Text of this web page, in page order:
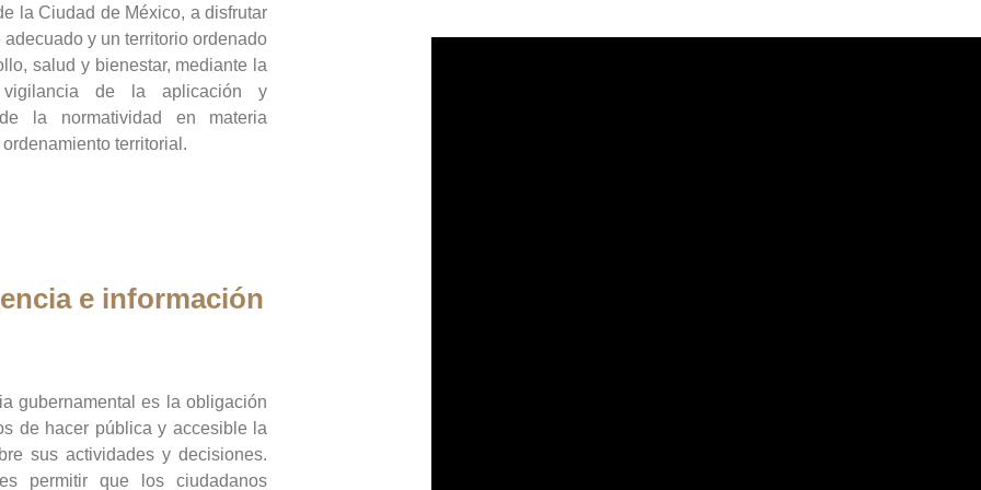
la Ciudad de México, a disfrutar
y un territorio ordenado
salud y bienestar, mediante la
de la aplicación y
la normatividad en materia
territorial.
e información
gubernamental es la obligación
de hacer pública y accesible la
sus actividades y decisiones.
permitir que los ciudadanos